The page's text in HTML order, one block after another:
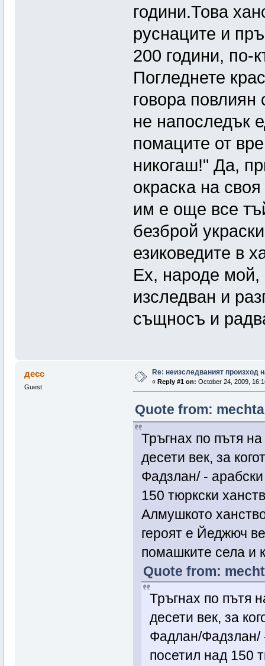
години.Това
руснаците и
200 години, по-
Погледнете
говора повлиян
не напоследък
помаците от
никогаш!" Да,
окраска на
им е още все
безброй
езиковедите в
Ех, народе мой,
изследван и
същносъ и
десс
Guest
Re: неизследваният произход
« Reply #1 on: October 24, 2009,
Quote from:
Тръгнах по пътя
десети век, за
Фадзлан/ -
150 тюркски
Алмушкото
героят е Йеджюч
помашките села и
Quote from:
Тръгнах по пътя
десети век, за
Фадлан/Фадзлан/
посетил над 150